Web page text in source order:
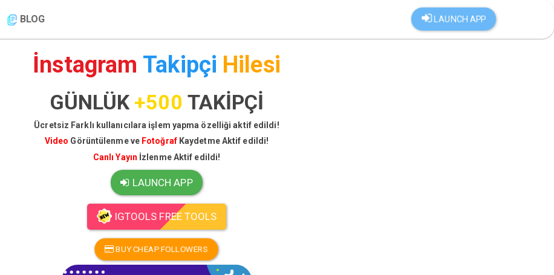
LAUNCH APP
BLOG
İnstagram Takipçi Hilesi
GÜNLÜK +500 TAKİPÇİ
Ücretsiz Farklı kullanıcılara işlem yapma özelliği aktif edildi!
Video Görüntülenme ve Fotoğraf Kaydetme Aktif edildi!
Canlı Yayın İzlenme Aktif edildi!
LAUNCH APP
IGTOOLS FREE TOOLS
BUY CHEAP FOLLOWERS